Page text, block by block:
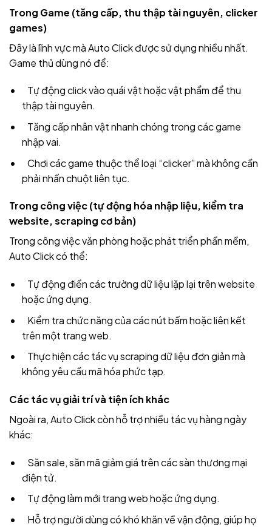
Trong Game (tăng cấp, thu thập tài nguyên, clicker
games)
Đây là lĩnh vực mà Auto Click được sử dụng nhiều nhất.
Game thủ dùng nó để:
Tự động click vào quái vật hoặc vật phẩm để thu
thập tài nguyên.
Tăng cấp nhân vật nhanh chóng trong các game
nhập vai.
Chơi các game thuộc thể loại “clicker” mà không cần
phải nhấn chuột liên tục.
Trong công việc (tự động hóa nhập liệu, kiểm tra
website, scraping cơ bản)
Trong công việc văn phòng hoặc phát triển phần mềm,
Auto Click có thể:
Tự động điền các trường dữ liệu lặp lại trên website
hoặc ứng dụng.
Kiểm tra chức năng của các nút bấm hoặc liên kết
trên một trang web.
Thực hiện các tác vụ scraping dữ liệu đơn giản mà
không yêu cầu mã hóa phức tạp.
Các tác vụ giải trí và tiện ích khác
Ngoài ra, Auto Click còn hỗ trợ nhiều tác vụ hàng ngày
khác:
Săn sale, săn mã giảm giá trên các sàn thương mại
điện tử.
Tự động làm mới trang web hoặc ứng dụng.
Hỗ trợ người dùng có khó khăn về vận động, giúp họ